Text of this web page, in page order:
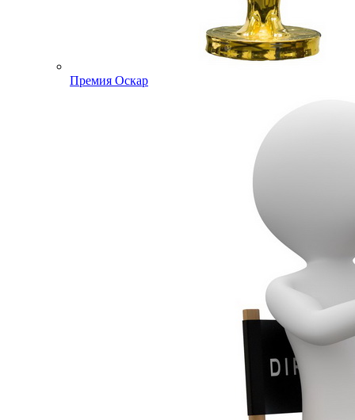
Премия Оскар